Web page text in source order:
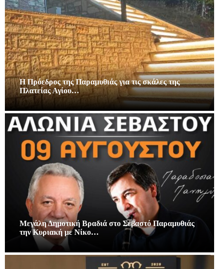
Η Πρόεδρος της Παραμυθιάς για τις σκάλες της
Πλατείας Αγίου…
Μεγάλη Δημοτική Βραδιά στο Σεβαστό Παραμυθιάς
την Κυριακή με Νίκο…